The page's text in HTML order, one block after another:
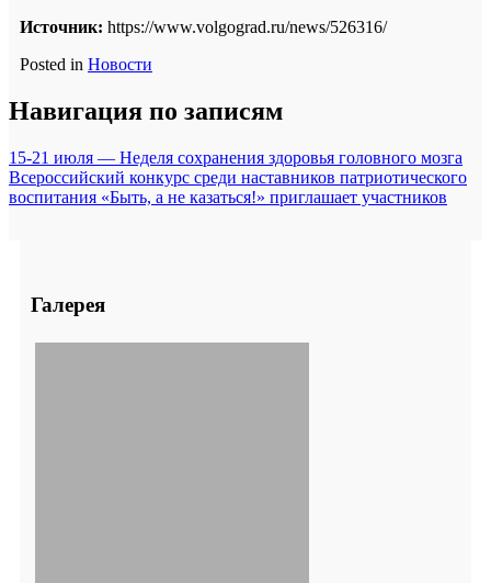
Источник: https://www.volgograd.ru/news/526316/
Posted in Новости
Навигация по записям
15-21 июля — Неделя сохранения здоровья головного мозга
Всероссийский конкурс среди наставников патриотического
воспитания «Быть, а не казаться!» приглашает участников
Галерея